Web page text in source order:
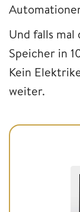
Und falls
Speicher in
Kein
weiter.